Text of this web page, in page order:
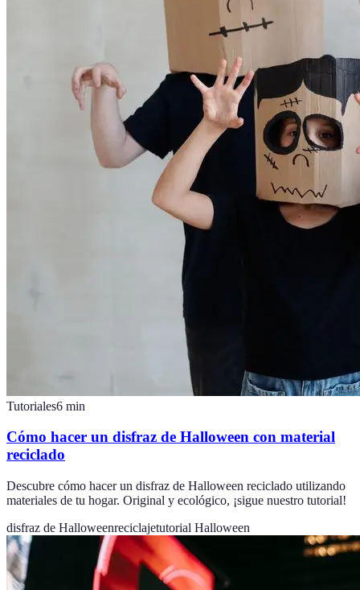
Tutoriales6 min
Cómo hacer un disfraz de Halloween con material
reciclado
Descubre cómo hacer un disfraz de Halloween reciclado utilizando
materiales de tu hogar. Original y ecológico, ¡sigue nuestro tutorial!
disfraz de Halloweenreciclajetutorial Halloween